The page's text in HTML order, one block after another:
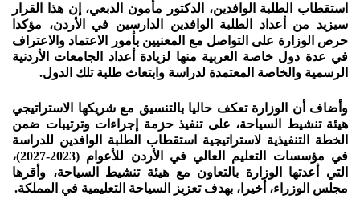
استقطاب الطلبة الوافدين، الدكتور مأمون الدبعي، إن هذا القرار
سيزيد من أعداد الطلبة الوافدين الدارسين في الأردن، مؤكدا
حرص الوزارة على التواصل مع المعنيين بأمور الاعتماد والاعتراف
في عدة دول خاصة العربية منها لزيادة أعداد الجامعات الأردنية
الرسمية والخاصة المعتمدة لدراسة وابتعاث طلبة تلك الدول.
وأضاف أن الوزارة تعكف حاليا بالتنسيق مع شريكها الاستراتيجي
هيئة تنشيط السياحة، على تنفيذ حزمة إجراءات وترتيبات ضمن
الخطة التنفيذية لاستراتيجية استقطاب الطلبة الوافدين للدراسة
في مؤسسات التعليم العالي في الأردن للأعوام (2023-2027)،
التي أعدتها الوزارة بالتعاون مع هيئة تنشيط السياحة، وأقرها
مجلس الوزراء، أخيرا، بهدف تعزيز السياحة التعليمية في المملكة.